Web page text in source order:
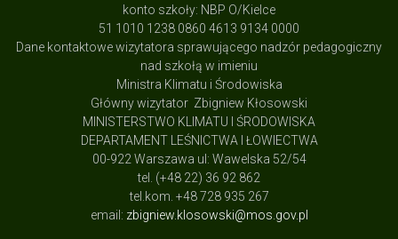
konto szkoły: NBP O/Kielce
51 1010 1238 0860 4613 9134 0000
Dane kontaktowe wizytatora sprawującego nadzór pedagogiczny
nad szkołą w imieniu
Ministra Klimatu i Środowiska
Główny wizytator Zbigniew Kłosowski
MINISTERSTWO KLIMATU I ŚRODOWISKA
DEPARTAMENT LEŚNICTWA I ŁOWIECTWA
00-922 Warszawa ul: Wawelska 52/54
tel. (+48 22) 36 92 862
tel.kom. +48 728 935 267
email: zbigniew.klosowski@mos.gov.pl